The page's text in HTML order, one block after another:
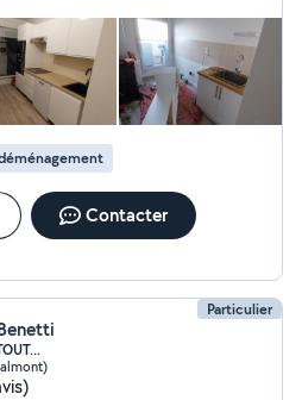
Contacter
Particulier